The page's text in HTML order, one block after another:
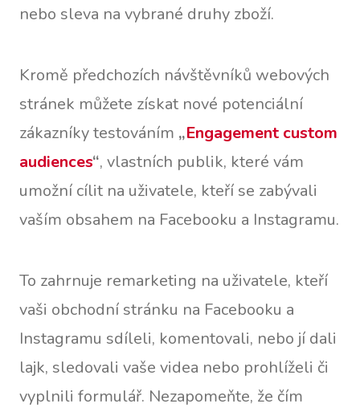
nebo sleva na vybrané druhy zboží.
Kromě předchozích návštěvníků webových
stránek můžete získat nové potenciální
zákazníky testováním „Engagement custom
audiences“, vlastních publik, které vám
umožní cílit na uživatele, kteří se zabývali
vaším obsahem na Facebooku a Instagramu.
To zahrnuje remarketing na uživatele, kteří
vaši obchodní stránku na Facebooku a
Instagramu sdíleli, komentovali, nebo jí dali
lajk, sledovali vaše videa nebo prohlíželi či
vyplnili formulář. Nezapomeňte, že čím